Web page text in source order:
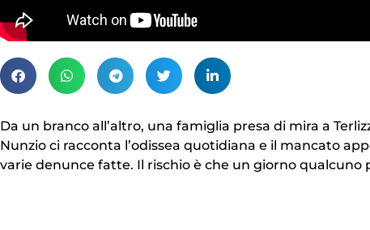
Da un branco all’altro, una famiglia presa di mira a
Nunzio ci racconta l’odissea quotidiana e il mancato
varie denunce fatte. Il rischio è che un giorno qualcuno